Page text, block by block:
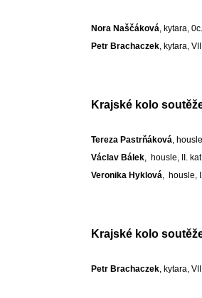
Nora Naščáková , kytara,
Petr Brachaczek , kytara,
Krajské kolo
Tereza Pastrňáková ,
Václav Bálek , housle, II.
Veronika Hyklová , housle,
Krajské kolo
Petr Brachaczek , kytara,